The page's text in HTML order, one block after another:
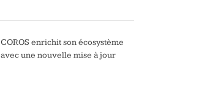
COROS enrichit son écosystème
avec une nouvelle mise à jour